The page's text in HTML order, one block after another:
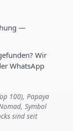
—
Wir
WhatsApp
100), Papaya
Symbol
sind seit